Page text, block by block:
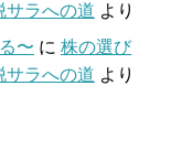
サラへの道 より
〜 に 株の選び
サラへの道 より